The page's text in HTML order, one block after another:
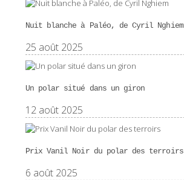
Nuit blanche à Paléo, de Cyril Nghiem
25 août 2025
Un polar situé dans un giron
12 août 2025
Prix Vanil Noir du polar des terroirs
6 août 2025